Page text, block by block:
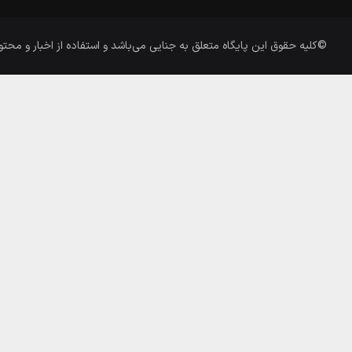
©کلیه حقوق این پایگاه متعلق به جنایی می‌باشد و استفاده از اخبار و